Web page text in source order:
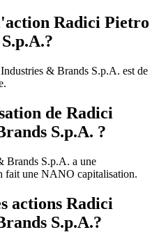
Radici Pietro
& Brands S.p.A. est de
de Radici
S.p.A. ?
Brands S.p.A. a une
fait une NANO capitalisation.
actions Radici
S.p.A.?